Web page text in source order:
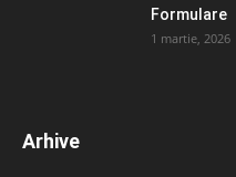
Formulare
1 martie, 2026
Arhive